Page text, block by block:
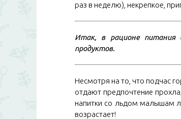
раз в неделю), некрепкое,
Итак, в рационе питания
продуктов.
Несмотря на то, что подчас
отдают предпочтение
напитки со льдом малышам
возрастает!